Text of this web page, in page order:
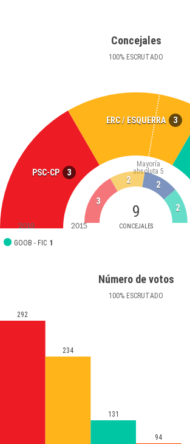
Concejales
100% ESCRUTADO
PSC-CP 3
ERC / ESQUERRA 3
9
CONCEJALES
Mayoría
absoluta 5
GOOB - FIC 1
3
2
2
2
2019 2015
Número de votos
100% ESCRUTADO
292
234
131
94